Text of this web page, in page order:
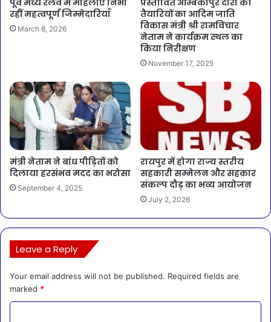
रहीं महत्वपूर्ण जिम्मेदारियाँ
March 8, 2026
तैयारियों का आदिम जाति
विकास मंत्री श्री रामविचार
नेताम ने कार्यक्रम स्थल का
किया निरीक्षण
November 17, 2025
मंत्री नेताम ने बांध पीड़ितों को
दिलाया हरसंभव मदद का भरोसा
September 4, 2025
रायपुर में होगा राज्य स्तरीय
सहकारी सम्मेलन और सहकार
संकल्प दौड़ का भव्य आयोजन
July 2, 2026
Leave a Reply
Your email address will not be published. Required fields are
marked *